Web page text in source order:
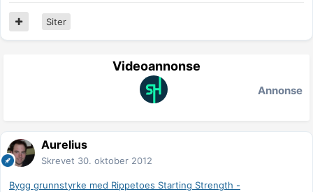
Siter
Videoannonse
Annonse
Aurelius
Skrevet 30. oktober 2012
Bygg grunnstyrke med Rippetoes Starting Strength -